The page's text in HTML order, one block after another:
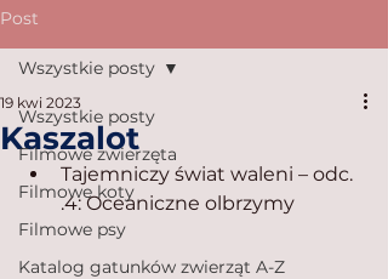
Post
Wszystkie posty
Filmowe zwierzęta
Filmowe koty
Filmowe psy
Katalog gatunków zwierząt A-Z
Wszystkie posty
Kaszalot
19 kwi 2023
Tajemniczy świat waleni – odc.
.4: Oceaniczne olbrzymy